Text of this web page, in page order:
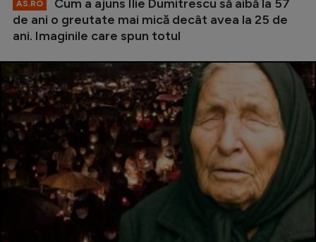
AS.RO
Cum a ajuns Ilie Dumitrescu să aibă la 57
de ani o greutate mai mică decât avea la 25 de
ani. Imaginile care spun totul